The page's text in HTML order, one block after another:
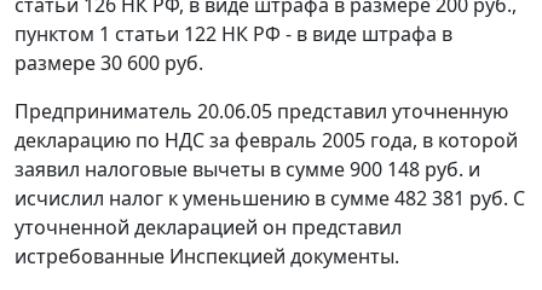
статьи 126 НК РФ, в виде штрафа в размере 200 руб.,
пунктом 1 статьи 122 НК РФ - в виде штрафа в
размере 30 600 руб.
Предприниматель 20.06.05 представил уточненную
декларацию по НДС за февраль 2005 года, в которой
заявил налоговые вычеты в сумме 900 148 руб. и
исчислил налог к уменьшению в сумме 482 381 руб. С
уточненной декларацией он представил
истребованные Инспекцией документы.